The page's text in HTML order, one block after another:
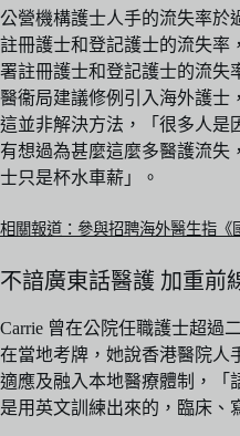
公營機構護士人手的流失率於
註冊護士和登記護士的流失率
署註冊護士和登記護士的流失
醫衞局建議修例引入海外護士
這並非解決方法，「很多人是
有想過為甚麼這麼多醫護流失
士只是杯水車薪」。
相關報道：參與招聘海外醫生指《
不諳廣東話醫護 加重前
Carrie 曾在公院任職護士超過
在當地考牌，她說香港醫院人
適應及融入本地醫療體制，「
是用英文訓練出來的，臨床、